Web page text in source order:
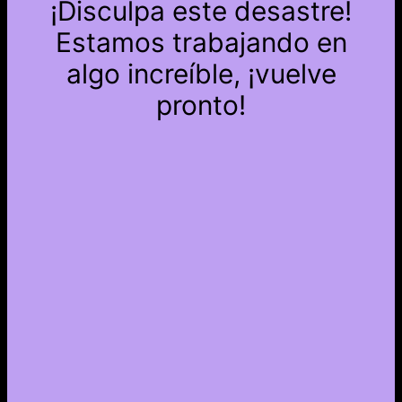
¡Disculpa este desastre!
Estamos trabajando en
algo increíble, ¡vuelve
pronto!